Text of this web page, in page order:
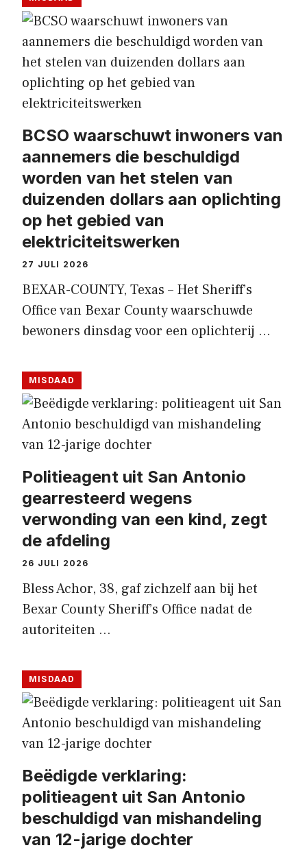
BCSO waarschuwt inwoners van
aannemers die beschuldigd
worden van het stelen van
duizenden dollars aan oplichting
op het gebied van
elektriciteitswerken
27 JULI 2026
BEXAR-COUNTY, Texas – Het Sheriff’s
Office van Bexar County waarschuwde
bewoners dinsdag voor een oplichterij …
MISDAAD
Politieagent uit San Antonio
gearresteerd wegens
verwonding van een kind, zegt
de afdeling
26 JULI 2026
Bless Achor, 38, gaf zichzelf aan bij het
Bexar County Sheriff’s Office nadat de
autoriteiten …
MISDAAD
Beëdigde verklaring:
politieagent uit San Antonio
beschuldigd van mishandeling
van 12-jarige dochter